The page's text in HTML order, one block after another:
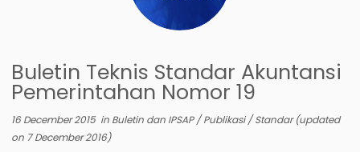
Buletin Teknis Standar Akuntansi
Pemerintahan Nomor 19
16 December 2015in Buletin dan IPSAP/Publikasi/Standar(updated
on 7 December 2016)